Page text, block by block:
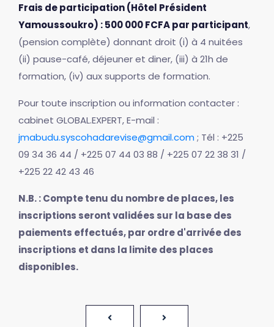
Frais de participation (Hôtel Président
Yamoussoukro) : 500 000 FCFA par participant,
(pension complète) donnant droit (i) à 4 nuitées
(ii) pause-café, déjeuner et diner, (iii) à 21h de
formation, (iv) aux supports de formation.
Pour toute inscription ou information contacter :
cabinet GLOBAL.EXPERT, E-mail :
jmabudu.syscohadarevise@gmail.com; Tél : +225
09 34 36 44 / +225 07 44 03 88 / +225 07 22 38 31 /
+225 22 42 43 46
N.B. : Compte tenu du nombre de places, les
inscriptions seront validées sur la base des
paiements effectués, par ordre d'arrivée des
inscriptions et dans la limite des places
disponibles.